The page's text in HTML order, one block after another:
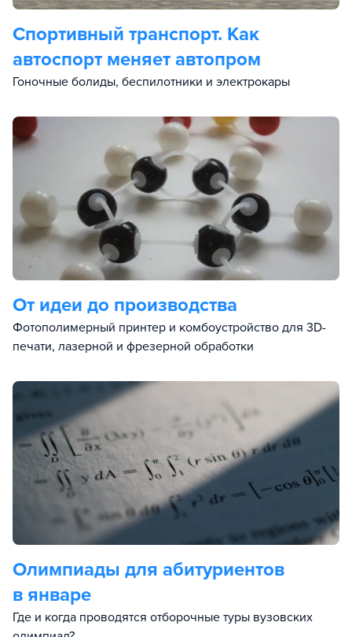
Спортивный транспорт. Как
автоспорт меняет автопром
Гоночные болиды, беспилотники и электрокары
От идеи до производства
Фотополимерный принтер и комбоустройство для 3D-
печати, лазерной и фрезерной обработки
Олимпиады для абитуриентов
в январе
Где и когда проводятся отборочные туры вузовских